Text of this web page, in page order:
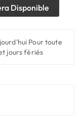
Disponible
Pour toute
jours fériés